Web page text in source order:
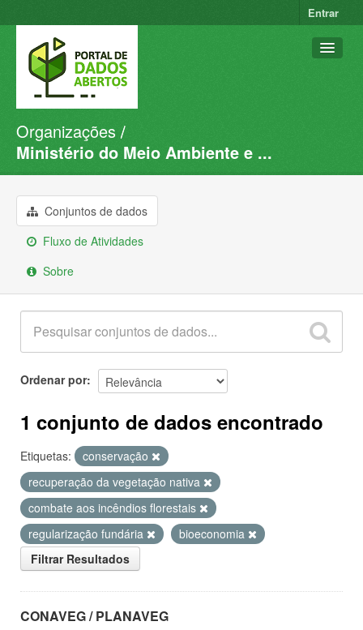
Entrar
Conjuntos de dados
Organizações
Sobre
Organizações
Ministério do Meio Ambiente e ...
Conjuntos de dados
Fluxo de Atividades
Sobre
Ordenar por
1 conjunto de dados encontrado
Etiquetas:
conservação
recuperação da vegetação nativa
combate aos incêndios florestais
regularização fundária
bioeconomia
Filtrar Resultados
CONAVEG / PLANAVEG